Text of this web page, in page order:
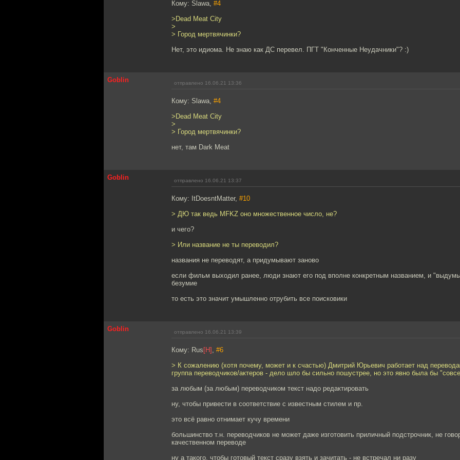
Кому: Slawa, #4
>Dead Meat City
>
> Город мертвячинки?
Нет, это идиома. Не знаю как ДС перевел. ПГТ "Конченные Неудачники"? :)
Goblin отправлено 16.06.21 13:36
Кому: Slawa, #4
>Dead Meat City
>
> Город мертвячинки?
нет, там Dark Meat
Goblin отправлено 16.06.21 13:37
Кому: ItDoesntMatter, #10
> ДЮ так ведь MFKZ оно множественное число, не?
и чего?
> Или название не ты переводил?
названия не переводят, а придумывают заново
если фильм выходил ранее, люди знают его под вполне конкретным названием, и
безумие
то есть это значит умышленно отрубить все поисковики
Goblin отправлено 16.06.21 13:39
Кому: Rus [H] , #6
> К сожалению (хотя почему, может и к счастью) Дмитрий Юрьевич работает над
группа переводчиков/актеров - дело шло бы сильно пошустрее, но это явно была бы
за любым (за любым) переводчиком текст надо редактировать
ну, чтобы привести в соответствие с известным стилем и пр.
это всё равно отнимает кучу времени
большинство т.н. переводчиков не может даже изготовить приличный подстрочник, не
качественном переводе
ну а такого, чтобы готовый текст сразу взять и зачитать - не встречал ни разу